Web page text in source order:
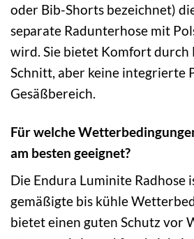
oder Bib-Shorts bezeichnet)
separate Radunterhose mit
wird. Sie bietet Komfort durch
Schnitt, aber keine integrierte
Gesäßbereich.
Für welche
am besten geeignet?
Die Endura Luminite Radhose
gemäßigte bis kühle
bietet einen guten Schutz vor